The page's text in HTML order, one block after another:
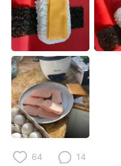
Português
64 14